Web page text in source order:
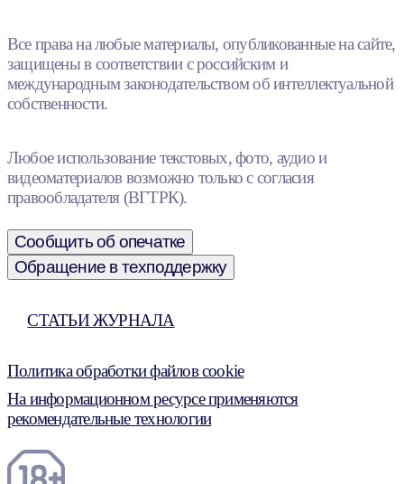
Все права на любые материалы, опубликованные на сайте,
защищены в соответствии с российским и
международным законодательством об интеллектуальной
собственности.
Любое использование текстовых, фото, аудио и
видеоматериалов возможно только с согласия
правообладателя (ВГТРК).
Сообщить об опечатке
Обращение в техподдержку
СТАТЬИ ЖУРНАЛА
Политика обработки файлов cookie
На информационном ресурсе применяются
рекомендательные технологии